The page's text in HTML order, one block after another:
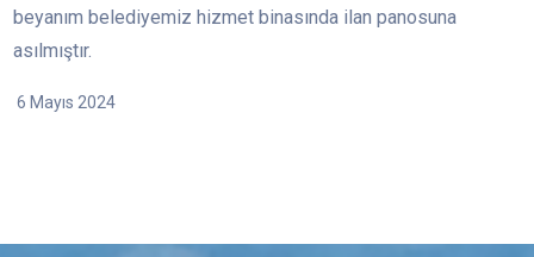
beyanım belediyemiz hizmet binasında ilan panosuna
asılmıştır.
6 Mayıs 2024